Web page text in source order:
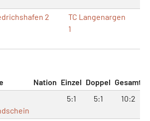
2
TC Langenargen
1
Nation Einzel Doppel Gesamt
5:1 5:1 10:2